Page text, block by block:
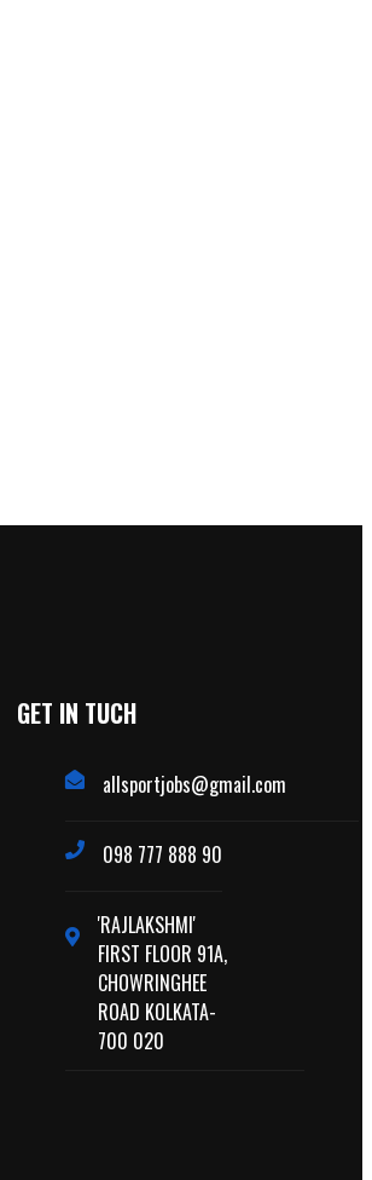
GET IN TUCH
allsportjobs@gmail.com
098 777 888 90
'RAJLAKSHMI'
FIRST FLOOR 91A,
CHOWRINGHEE
ROAD KOLKATA-
700 020